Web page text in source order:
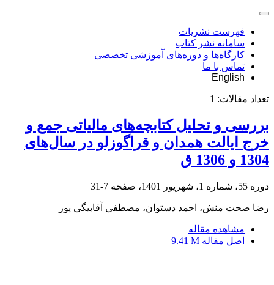
فهرست نشریات
سامانه نشر کتاب
کارگاه‌ها و دوره‌های آموزشی تخصصی
تماس با ما
English
تعداد مقالات: 1
بررسی و تحلیل کتابچه‌های مالیاتی جمع و
خرج ایالت همدان و قراگوزلو در سال‌های
1304 و 1306 ق
دوره 55، شماره 1، شهریور 1401، صفحه 7-31
رضا صحت منش، احمد دستوان، مصطفی آقابیگی پور
مشاهده مقاله
اصل مقاله 9.41 M